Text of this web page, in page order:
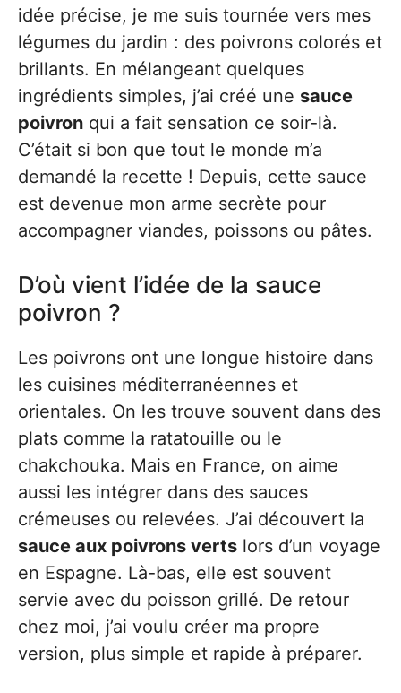
idée précise, je me suis tournée vers mes
légumes du jardin : des poivrons colorés et
brillants. En mélangeant quelques
ingrédients simples, j’ai créé une sauce
poivron qui a fait sensation ce soir-là.
C’était si bon que tout le monde m’a
demandé la recette ! Depuis, cette sauce
est devenue mon arme secrète pour
accompagner viandes, poissons ou pâtes.
D’où vient l’idée de la sauce
poivron ?
Les poivrons ont une longue histoire dans
les cuisines méditerranéennes et
orientales. On les trouve souvent dans des
plats comme la ratatouille ou le
chakchouka. Mais en France, on aime
aussi les intégrer dans des sauces
crémeuses ou relevées. J’ai découvert la
sauce aux poivrons verts lors d’un voyage
en Espagne. Là-bas, elle est souvent
servie avec du poisson grillé. De retour
chez moi, j’ai voulu créer ma propre
version, plus simple et rapide à préparer.